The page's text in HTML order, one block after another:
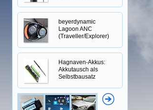
beyerdynamic
Lagoon ANC
(Traveller/Explorer)
Hagnaven-Akkus:
Akkutausch als
Selbstbausatz